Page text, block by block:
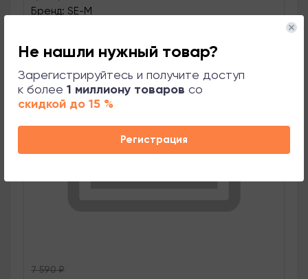
Не нашли нужный товар?
Зарегистрируйтесь и получите доступ
к более 1 миллиону товаров со
скидкой до 15 %
Регистрация
Бренд: SE-M
7 590₽